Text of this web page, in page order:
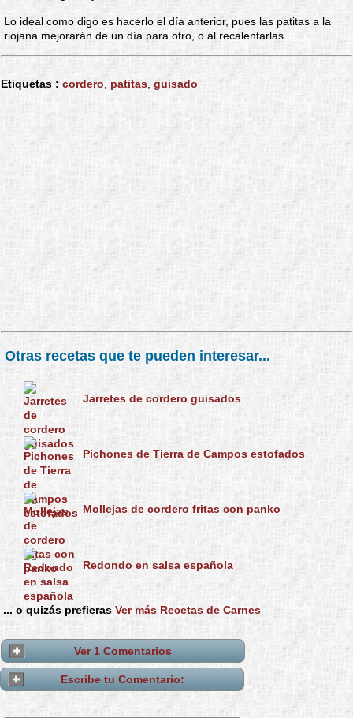
Lo ideal como digo es hacerlo el día anterior, pues las patitas a la
riojana mejorarán de un día para otro, o al recalentarlas.
Etiquetas : cordero patitas guisado
Otras recetas que te pueden interesar...
Jarretes de cordero guisados
Pichones de Tierra de Campos estofados
Mollejas de cordero fritas con panko
Redondo en salsa española
... o quizás prefieras Ver más Recetas de Carnes
Ver 1 Comentarios
Escribe tu Comentario: